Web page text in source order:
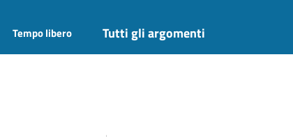
Tempo libero Tutti gli argomenti